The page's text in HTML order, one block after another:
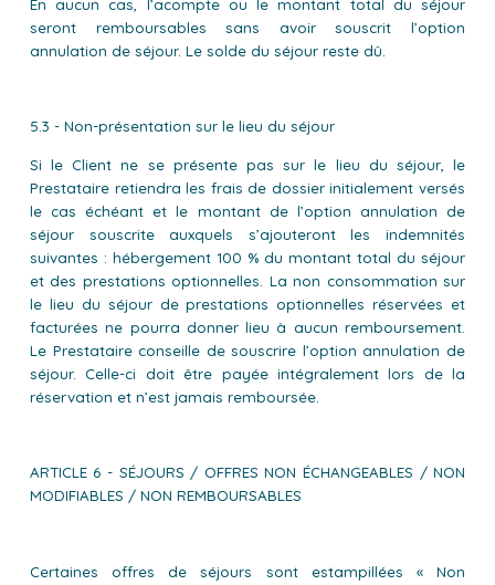
En aucun cas, l’acompte ou le montant total du séjour
seront remboursables sans avoir souscrit l’option
annulation de séjour. Le solde du séjour reste dû.
5.3 - Non-présentation sur le lieu du séjour
Si le Client ne se présente pas sur le lieu du séjour, le
Prestataire retiendra les frais de dossier initialement versés
le cas échéant et le montant de l’option annulation de
séjour souscrite auxquels s’ajouteront les indemnités
suivantes : hébergement 100 % du montant total du séjour
et des prestations optionnelles. La non consommation sur
le lieu du séjour de prestations optionnelles réservées et
facturées ne pourra donner lieu à aucun remboursement.
Le Prestataire conseille de souscrire l’option annulation de
séjour. Celle-ci doit être payée intégralement lors de la
réservation et n’est jamais remboursée.
ARTICLE 6 - SÉJOURS / OFFRES NON ÉCHANGEABLES / NON
MODIFIABLES / NON REMBOURSABLES
Certaines offres de séjours sont estampillées « Non